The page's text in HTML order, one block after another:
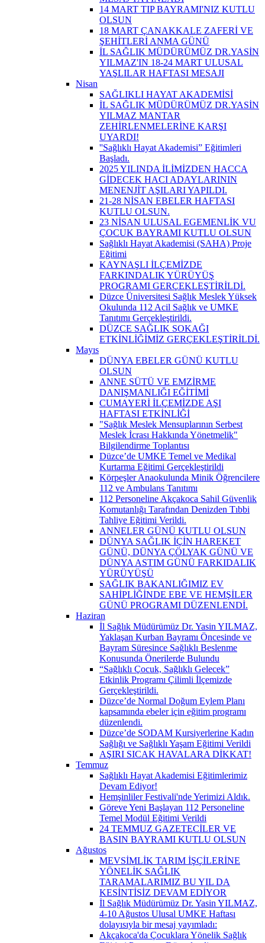
14 MART TIP BAYRAMI'NIZ KUTLU
OLSUN
18 MART ÇANAKKALE ZAFERİ VE
ŞEHİTLERİ ANMA GÜNÜ
İL SAĞLIK MÜDÜRÜMÜZ DR.YASİN
YILMAZ'IN 18-24 MART ULUSAL
YAŞLILAR HAFTASI MESAJI
Nisan
SAĞLIKLI HAYAT AKADEMİSİ
İL SAĞLIK MÜDÜRÜMÜZ DR.YASİN
YILMAZ MANTAR
ZEHİRLENMELERİNE KARŞI
UYARDI!
''Sağlıklı Hayat Akademisi” Eğitimleri
Başladı.
2025 YILINDA İLİMİZDEN HACCA
GİDECEK HACI ADAYLARININ
MENENJİT AŞILARI YAPILDI.
21-28 NİSAN EBELER HAFTASI
KUTLU OLSUN.
23 NİSAN ULUSAL EGEMENLİK VU
ÇOCUK BAYRAMI KUTLU OLSUN
Sağlıklı Hayat Akademisi (SAHA) Proje
Eğitimi
KAYNAŞLI İLÇEMİZDE
FARKINDALIK YÜRÜYÜŞ
PROGRAMI GERÇEKLEŞTİRİLDİ.
Düzce Üniversitesi Sağlık Meslek Yüksek
Okulunda 112 Acil Sağlık ve UMKE
Tanıtımı Gerçekleştirildi.
DÜZCE SAĞLIK SOKAĞI
ETKİNLİĞİMİZ GERÇEKLEŞTİRİLDİ.
Mayıs
DÜNYA EBELER GÜNÜ KUTLU
OLSUN
ANNE SÜTÜ VE EMZİRME
DANIŞMANLIĞI EĞİTİMİ
CUMAYERİ İLÇEMİZDE AŞI
HAFTASI ETKİNLİĞİ
"Sağlık Meslek Mensuplarının Serbest
Meslek İcrası Hakkında Yönetmelik"
Bilgilendirme Toplantısı
Düzce’de UMKE Temel ve Medikal
Kurtarma Eğitimi Gerçekleştirildi
Körpeşler Anaokulunda Minik Öğrencilere
112 ve Ambulans Tanıtımı
112 Personeline Akçakoca Sahil Güvenlik
Komutanlığı Tarafından Denizden Tıbbi
Tahliye Eğitimi Verildi.
ANNELER GÜNÜ KUTLU OLSUN
DÜNYA SAĞLIK İÇİN HAREKET
GÜNÜ, DÜNYA ÇÖLYAK GÜNÜ VE
DÜNYA ASTIM GÜNÜ FARKIDALIK
YÜRÜYÜŞÜ
SAĞLIK BAKANLIĞIMIZ EV
SAHİPLİĞİNDE EBE VE HEMŞİLER
GÜNÜ PROGRAMI DÜZENLENDİ.
Haziran
İl Sağlık Müdürümüz Dr. Yasin YILMAZ,
Yaklaşan Kurban Bayramı Öncesinde ve
Bayram Süresince Sağlıklı Beslenme
Konusunda Önerilerde Bulundu
“Sağlıklı Çocuk, Sağlıklı Gelecek”
Etkinlik Programı Çilimli İlçemizde
Gerçekleştirildi.
Düzce’de Normal Doğum Eylem Planı
kapsamında ebeler için eğitim programı
düzenlendi.
Düzce’de SODAM Kursiyerlerine Kadın
Sağlığı ve Sağlıklı Yaşam Eğitimi Verildi
AŞIRI SICAK HAVALARA DİKKAT!
Temmuz
Sağlıklı Hayat Akademisi Eğitimlerimiz
Devam Ediyor!
Hemşinliler Festivali'nde Yerimizi Aldık.
Göreve Yeni Başlayan 112 Personeline
Temel Modül Eğitimi Verildi
24 TEMMUZ GAZETECİLER VE
BASIN BAYRAMI KUTLU OLSUN
Ağustos
MEVSİMLİK TARIM İŞÇİLERİNE
YÖNELİK SAĞLIK
TARAMALARIMIZ BU YIL DA
KESİNTİSİZ DEVAM EDİYOR
İl Sağlık Müdürümüz Dr. Yasin YILMAZ,
4-10 Ağustos Ulusal UMKE Haftası
dolayısıyla bir mesaj yayımladı:
Akçakoca'da Çocuklara Yönelik Sağlık